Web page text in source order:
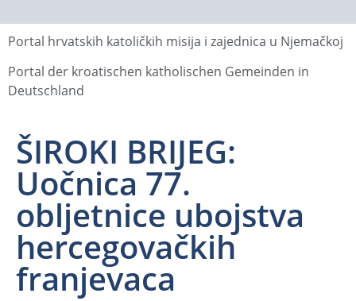
Portal hrvatskih katoličkih misija i zajednica u Njemačkoj
Portal der kroatischen katholischen Gemeinden in
Deutschland
ŠIROKI BRIJEG:
Uočnica 77.
obljetnice ubojstva
hercegovačkih
franjevaca